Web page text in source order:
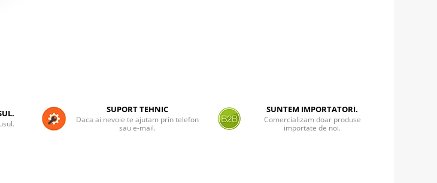
SUPORT TEHNIC
Daca ai nevoie te ajutam prin telefon
sau e-mail.
SUNTEM IMPORTATORI.
Comercializam doar produse
importate de noi.